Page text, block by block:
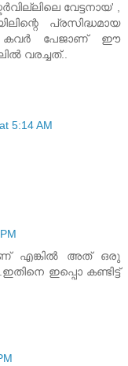
വേട്ടനായ' ,
പ്രസിദ്ധമായ
കവര്‍ പേജാണ്‌ ഈ
വരച്ചത്‌..
5:14 AM
എങ്കില്‍ അത് ഒരു
ഇപ്പൊ കണ്ടിട്ട്